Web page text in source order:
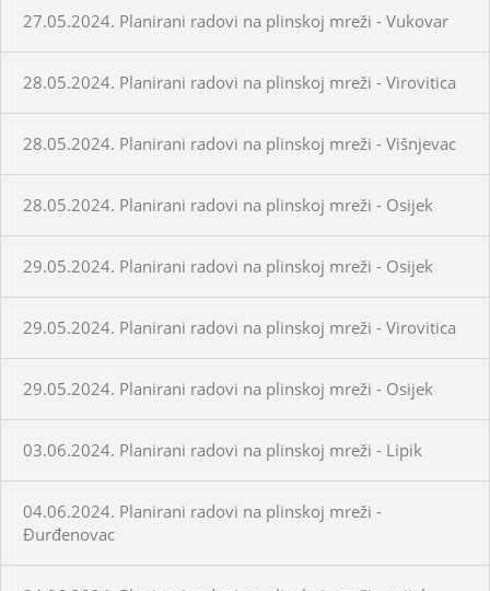
27.05.2024. Planirani radovi na plinskoj mreži - Vukovar
28.05.2024. Planirani radovi na plinskoj mreži - Virovitica
28.05.2024. Planirani radovi na plinskoj mreži - Višnjevac
28.05.2024. Planirani radovi na plinskoj mreži - Osijek
29.05.2024. Planirani radovi na plinskoj mreži - Osijek
29.05.2024. Planirani radovi na plinskoj mreži - Virovitica
29.05.2024. Planirani radovi na plinskoj mreži - Osijek
03.06.2024. Planirani radovi na plinskoj mreži - Lipik
04.06.2024. Planirani radovi na plinskoj mreži -
Đurđenovac